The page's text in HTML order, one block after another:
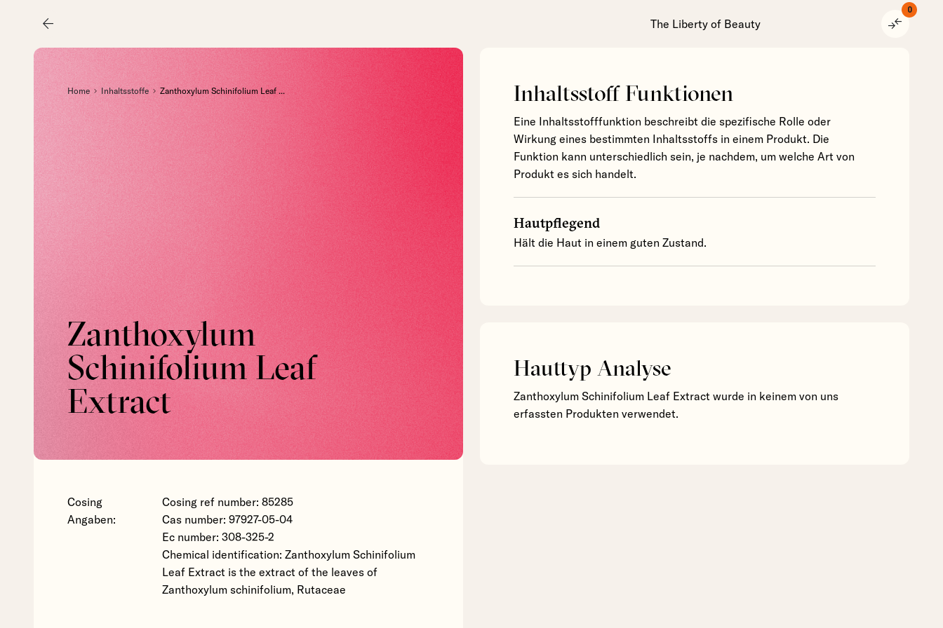
arrow_back The Liberty of Beauty compare_arrows
0
Home Inhaltsstoffe Zanthoxylum Schinifolium Leaf ...
Zanthoxylum
Schinifolium Leaf
Extract
Cosing
Angaben:
Cosing ref number: 85285
Cas number: 97927-05-04
Ec number: 308-325-2
Chemical identification: Zanthoxylum Schinifolium
Leaf Extract is the extract of the leaves of
Zanthoxylum schinifolium, Rutaceae
Inhaltsstoff Funktionen
Eine Inhaltsstofffunktion beschreibt die spezifische Rolle oder
Wirkung eines bestimmten Inhaltsstoffs in einem Produkt. Die
Funktion kann unterschiedlich sein, je nachdem, um welche Art von
Produkt es sich handelt.
Hautpflegend
Hält die Haut in einem guten Zustand.
Hauttyp Analyse
Zanthoxylum Schinifolium Leaf Extract wurde in keinem von uns
erfassten Produkten verwendet.